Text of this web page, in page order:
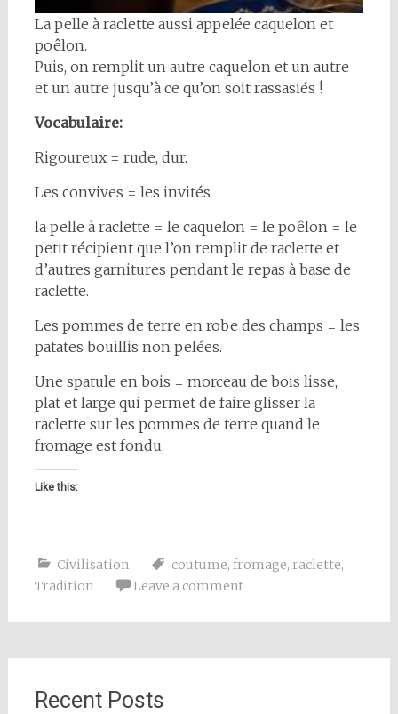
La pelle à raclette aussi appelée caquelon et
poêlon.
Puis, on remplit un autre caquelon et un autre
et un autre jusqu’à ce qu’on soit rassasiés !
Vocabulaire:
Rigoureux = rude, dur.
Les convives = les invités
la pelle à raclette = le caquelon = le poêlon = le
petit récipient que l’on remplit de raclette et
d’autres garnitures pendant le repas à base de
raclette.
Les pommes de terre en robe des champs = les
patates bouillis non pelées.
Une spatule en bois = morceau de bois lisse,
plat et large qui permet de faire glisser la
raclette sur les pommes de terre quand le
fromage est fondu.
Like this:
Civilisation coutume, fromage, raclette,
Tradition
Leave a comment
Recent Posts